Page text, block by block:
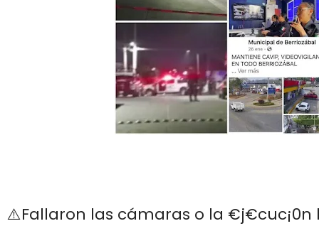
⚠️Fallaron las cámaras o la €j€cuc¡0n